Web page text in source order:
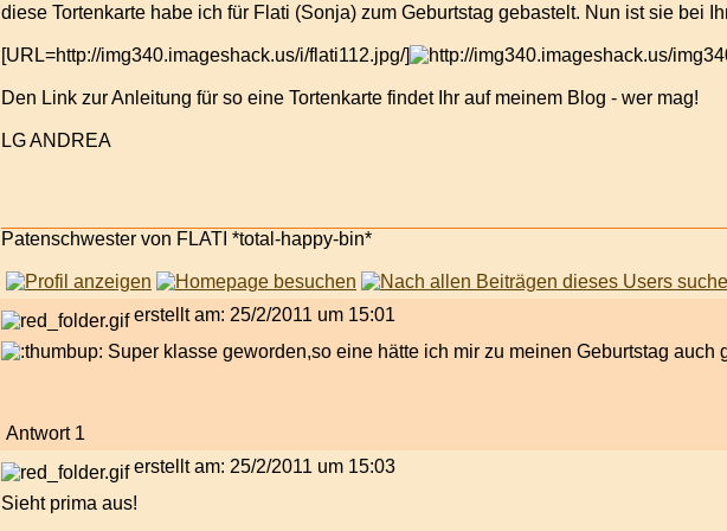
diese Tortenkarte habe ich für Flati (Sonja) zum Geburtstag gebastelt. Nun ist sie bei
[URL=http://img340.imageshack.us/i/flati112.jpg/]
Den Link zur Anleitung für so eine Tortenkarte findet Ihr auf meinem Blog - wer mag!
LG ANDREA
Patenschwester von FLATI *total-happy-bin*
erstellt am: 25/2/2011 um 15:01
Super klasse geworden,so eine hätte ich mir zu meinen Geburtstag auch
Antwort 1
erstellt am: 25/2/2011 um 15:03
Sieht prima aus!